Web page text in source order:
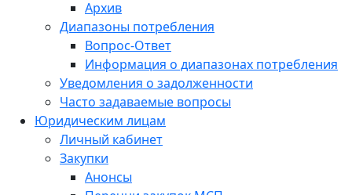
Архив
Диапазоны потребления
Вопрос-Ответ
Информация о диапазонах потребления
Уведомления о задолженности
Часто задаваемые вопросы
Юридическим лицам
Личный кабинет
Закупки
Анонсы